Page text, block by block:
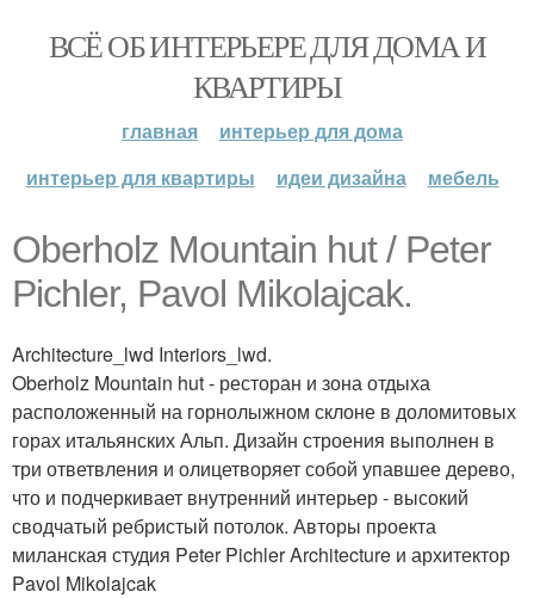
ВСЁ ОБ ИНТЕРЬЕРЕ ДЛЯ ДОМА И
КВАРТИРЫ
главная
интерьер для дома
интерьер для квартиры
идеи дизайна мебель
Oberholz Mountain hut / Peter
Pichler, Pavol Mikolajcak.
Architecture_lwd Interiors_lwd.
Oberholz Mountain hut - ресторан и зона отдыха
расположенный на горнолыжном склоне в доломитовых
горах итальянских Альп. Дизайн строения выполнен в
три ответвления и олицетворяет собой упавшее дерево,
что и подчеркивает внутренний интерьер - высокий
сводчатый ребристый потолок. Авторы проекта
миланская студия Peter Pichler Architecture и архитектор
Pavol Mikolajcak